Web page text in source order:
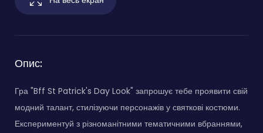
Опис:
Гра "Bff St Patrick's Day Look" запрошує тебе проявити свій
модний талант, стилізуючи персонажів у святкові костюми.
Експериментуй з різноманітними тематичними вбраннями,